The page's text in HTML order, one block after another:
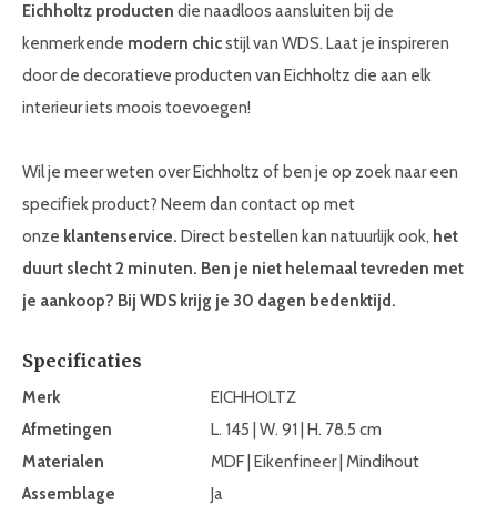
Eichholtz producten die naadloos aansluiten bij de
kenmerkende modern chicstijl van WDS. Laat je inspireren
door de decoratieve producten van Eichholtz die aan elk
interieur iets moois toevoegen!
Wil je meer weten over Eichholtz of ben je op zoek naar een
specifiek product? Neem dan contact op met
onze klantenservice. Direct bestellen kan natuurlijk ook, het
duurt slecht 2 minuten. Ben je niet helemaal tevreden met
je aankoop? Bij WDS krijg je 30 dagen bedenktijd.
Specificaties
Merk
EICHHOLTZ
Afmetingen
L. 145 | W. 91 | H. 78.5 cm
Materialen
MDF | Eikenfineer | Mindihout
Assemblage
Ja